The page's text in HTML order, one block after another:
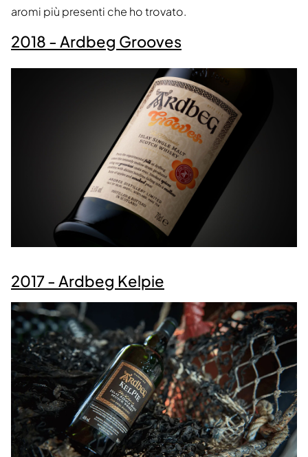
aromi più presenti che ho trovato.
2018 - Ardbeg Grooves
2017 - Ardbeg Kelpie